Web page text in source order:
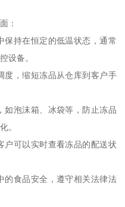
：
保持在恒定的低温状态，通常
设备。
度，缩短冻品从仓库到客户手
如泡沫箱、冰袋等，防止冻品
。
户可以实时查看冻品的配送状
的食品安全，遵守相关法律法